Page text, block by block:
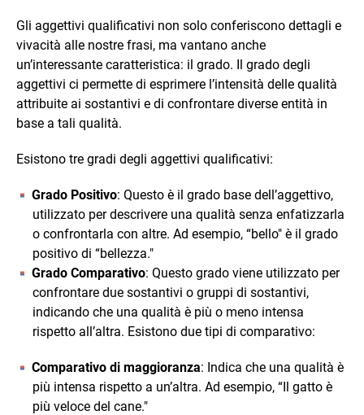
Gli aggettivi qualificativi non solo conferiscono dettagli e
vivacità alle nostre frasi, ma vantano anche
un’interessante caratteristica: il grado. Il grado degli
aggettivi ci permette di esprimere l’intensità delle qualità
attribuite ai sostantivi e di confrontare diverse entità in
base a tali qualità.
Esistono tre gradi degli aggettivi qualificativi:
Grado Positivo: Questo è il grado base dell’aggettivo,
utilizzato per descrivere una qualità senza enfatizzarla
o confrontarla con altre. Ad esempio, “bello" è il grado
positivo di “bellezza."
Grado Comparativo: Questo grado viene utilizzato per
confrontare due sostantivi o gruppi di sostantivi,
indicando che una qualità è più o meno intensa
rispetto all’altra. Esistono due tipi di comparativo:
Comparativo di maggioranza: Indica che una qualità è
più intensa rispetto a un’altra. Ad esempio, “Il gatto è
più veloce del cane."